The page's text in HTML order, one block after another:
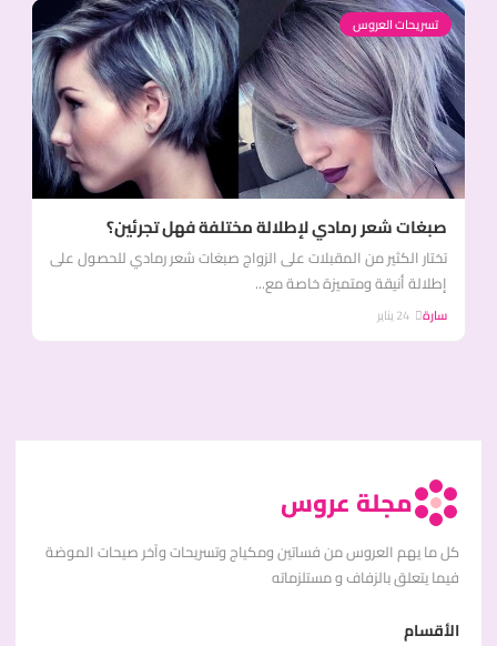
تسريحات العروس
صبغات شعر رمادي لإطلالة مختلفة فهل تجرئين؟
تختار الكثير من المقبلات على الزواج صبغات شعر رمادي للحصول على
إطلالة أنيقة ومتميزة خاصة مع...
سارة
مجلة عروس
كل ما يهم العروس من فساتين ومكياج وتسريحات وآخر صيحات الموضة
فيما يتعلق بالزفاف و مستلزماته
الأقسام